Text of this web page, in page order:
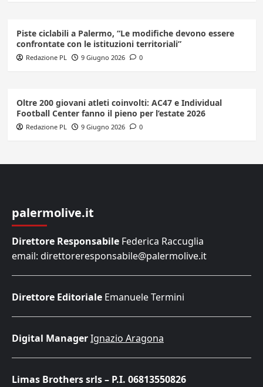
Piste ciclabili a Palermo, “Le modifiche devono essere
confrontate con le istituzioni territoriali”
Redazione PL 9 Giugno 2026 0
Oltre 200 giovani atleti coinvolti: AC47 e Individual
Football Center fanno il pieno per l’estate 2026
Redazione PL 9 Giugno 2026 0
palermolive.it
Direttore Responsabile Federica Raccuglia
email: direttoreresponsabile@palermolive.it
Direttore Editoriale Emanuele Termini
Digital ManagerIgnazio Aragona
Limas Brothers srls – P.I. 06813550826